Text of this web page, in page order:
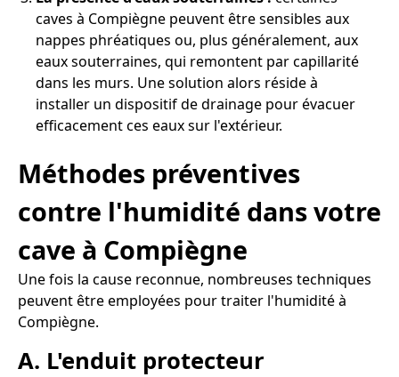
caves à Compiègne peuvent être sensibles aux
nappes phréatiques ou, plus généralement, aux
eaux souterraines, qui remontent par capillarité
dans les murs. Une solution alors réside à
installer un dispositif de drainage pour évacuer
efficacement ces eaux sur l'extérieur.
Méthodes préventives
contre l'humidité dans votre
cave à Compiègne
Une fois la cause reconnue, nombreuses techniques
peuvent être employées pour traiter l'humidité à
Compiègne.
A. L'enduit protecteur